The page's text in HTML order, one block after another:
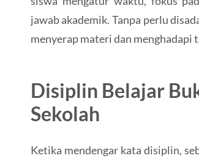
jawab akademik. Tanpa perlu
menyerap materi dan menghadapi
Disiplin Belajar
Sekolah
Ketika mendengar kata disiplin,